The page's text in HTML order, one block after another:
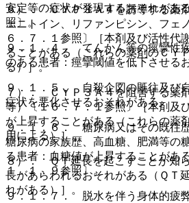
６）． ＣＹＰ３Ａ４を誘導する薬
ェニトイン、リファンピシン、フェ
６．７．１参照〕［本剤及び活性代
ることがある（これらの薬剤のＣＹ
る）］。
７）． ＣＹＰ３Ａ４を阻害する薬
等）〔１６．７．１参照〕［本剤及
が上昇することがある（これらの薬
用による）］。
８）． ＱＴ延長を起こすことが知
長があらわれるおそれがある（ＱＴ
れがある）］。
安定等の症状が発現するおそれがあ
照〕。
９．１．４． てんかん等の痙攣性
のある患者：痙攣閾値を低下させる
９．１．５． 自殺企図の既往及び
症状を悪化させるおそれがある。
９．１．６． 糖尿病又はその既往
糖尿病の家族歴、高血糖、肥満等の
る患者：血糖値が上昇することがあ
１．１．９参照〕。
９．１．７． 脱水を伴う身体的疲